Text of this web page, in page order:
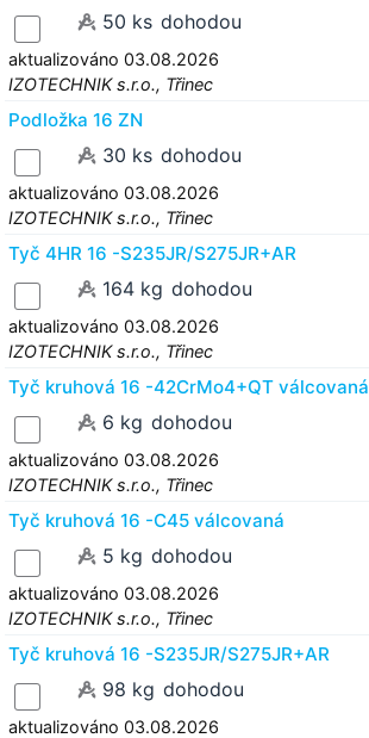
50 ks dohodou
aktualizováno 03.08.2026
IZOTECHNIK s.r.o., Třinec
Podložka 16 ZN
30 ks dohodou
aktualizováno 03.08.2026
IZOTECHNIK s.r.o., Třinec
Tyč 4HR 16 -S235JR/S275JR+AR
164 kg dohodou
aktualizováno 03.08.2026
IZOTECHNIK s.r.o., Třinec
Tyč kruhová 16 -42CrMo4+QT válcovaná
6 kg dohodou
aktualizováno 03.08.2026
IZOTECHNIK s.r.o., Třinec
Tyč kruhová 16 -C45 válcovaná
5 kg dohodou
aktualizováno 03.08.2026
IZOTECHNIK s.r.o., Třinec
Tyč kruhová 16 -S235JR/S275JR+AR
98 kg dohodou
aktualizováno 03.08.2026